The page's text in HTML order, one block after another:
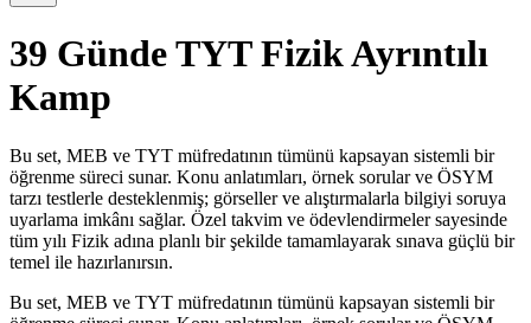
39 Günde TYT Fizik Ayrıntılı
Kamp
Bu set, MEB ve TYT müfredatının tümünü kapsayan sistemli bir
öğrenme süreci sunar. Konu anlatımları, örnek sorular ve ÖSYM
tarzı testlerle desteklenmiş; görseller ve alıştırmalarla bilgiyi soruya
uyarlama imkânı sağlar. Özel takvim ve ödevlendirmeler sayesinde
tüm yılı Fizik adına planlı bir şekilde tamamlayarak sınava güçlü bir
temel ile hazırlanırsın.
Bu set, MEB ve TYT müfredatının tümünü kapsayan sistemli bir